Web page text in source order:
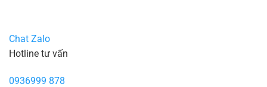
Chat Zalo
Hotline tư vấn
0936999 878